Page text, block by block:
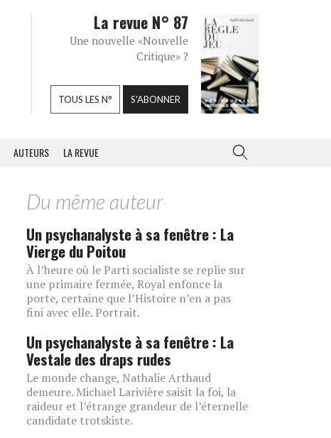
La revue N° 87
Une nouvelle «Nouvelle
Critique» ?
TOUS LES N° S'ABONNER
AUTEURS LA REVUE
Du même auteur
Un psychanalyste à sa fenêtre : La
Vierge du Poitou
À l’heure où le Parti socialiste se replie sur
une primaire fermée, Royal enfonce la
porte, certaine que l’Histoire n’en a pas
fini avec elle. Portrait.
Un psychanalyste à sa fenêtre : La
Vestale des draps rudes
Le monde change, Nathalie Arthaud
demeure. Michael Larivière saisit la foi, la
raideur et l’étrange grandeur de l’éternelle
candidate trotskiste.